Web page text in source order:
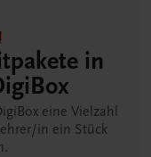
in
eine Vielzahl
in ein Stück